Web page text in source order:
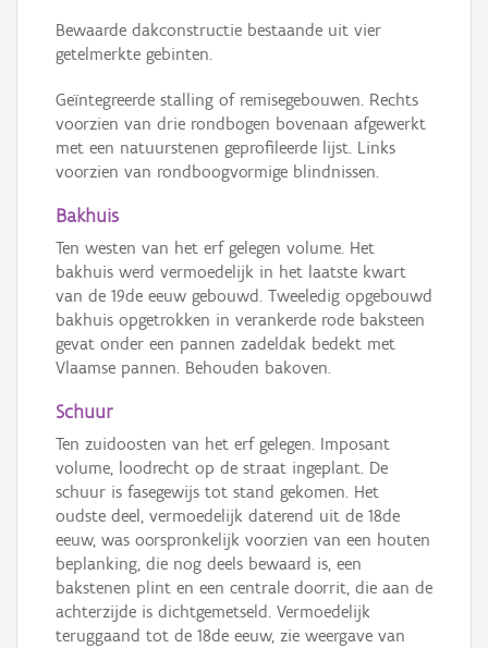
Bewaarde dakconstructie bestaande uit vier
getelmerkte gebinten.
Geïntegreerde stalling of remisegebouwen. Rechts
voorzien van drie rondbogen bovenaan afgewerkt
met een natuurstenen geprofileerde lijst. Links
voorzien van rondboogvormige blindnissen.
Bakhuis
Ten westen van het erf gelegen volume. Het
bakhuis werd vermoedelijk in het laatste kwart
van de 19de eeuw gebouwd. Tweeledig opgebouwd
bakhuis opgetrokken in verankerde rode baksteen
gevat onder een pannen zadeldak bedekt met
Vlaamse pannen. Behouden bakoven.
Schuur
Ten zuidoosten van het erf gelegen. Imposant
volume, loodrecht op de straat ingeplant. De
schuur is fasegewijs tot stand gekomen. Het
oudste deel, vermoedelijk daterend uit de 18de
eeuw, was oorspronkelijk voorzien van een houten
beplanking, die nog deels bewaard is, een
bakstenen plint en een centrale doorrit, die aan de
achterzijde is dichtgemetseld. Vermoedelijk
teruggaand tot de 18de eeuw, zie weergave van